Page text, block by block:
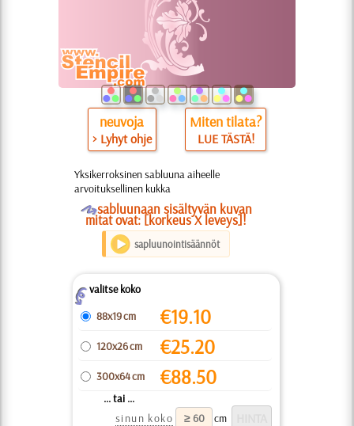
neuvoja
> Lyhyt ohje
Miten tilata?
LUE TÄSTÄ!
Yksikerroksinen sabluuna aiheelle
arvoituksellinen kukka
Osabluunaan sisältyvän kuvan
mitat ovat: [korkeus X leveys]!
sapluunointisäännöt
Zvalitse koko
88x19 cm
€19.10
120x26 cm €25.20
300x64 cm €88.50
... tai ...
sinun koko
cm